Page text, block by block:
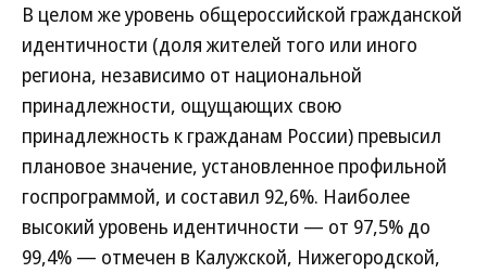
В целом же уровень общероссийской гражданской
идентичности (доля жителей того или иного
региона, независимо от национальной
принадлежности, ощущающих свою
принадлежность к гражданам России) превысил
плановое значение, установленное профильной
госпрограммой, и составил 92,6%. Наиболее
высокий уровень идентичности — от 97,5% до
99,4% — отмечен в Калужской, Нижегородской,